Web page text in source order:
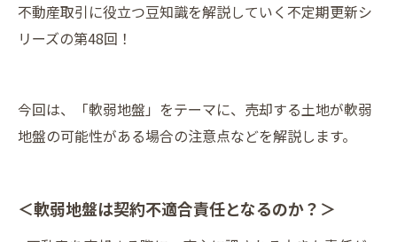
不動産取引に役立つ豆知識を解説していく不定期更新シ
リーズの第48回！
今回は、「軟弱地盤」をテーマに、売却する土地が軟弱
地盤の可能性がある場合の注意点などを解説します。
＜軟弱地盤は契約不適合責任となるのか？＞